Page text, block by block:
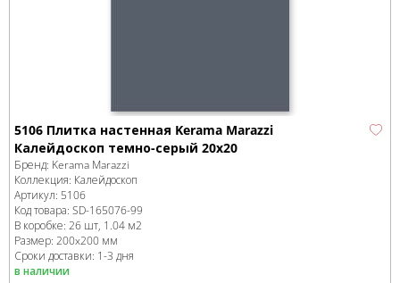
5106 Плитка настенная Kerama Marazzi
Калейдоскоп темно-серый 20x20
Бренд: Kerama Marazzi
Коллекция: Калейдоскоп
Артикул: 5106
Код товара: SD-165076-99
В коробке: 26 шт, 1.04 м2
Размер: 200x200 мм
Сроки доставки: 1-3 дня
в наличии